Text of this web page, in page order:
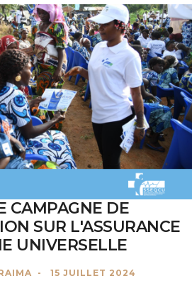
CAMPAGNE DE
SUR L'ASSURANCE
UNIVERSELLE
15 JUILLET 2024